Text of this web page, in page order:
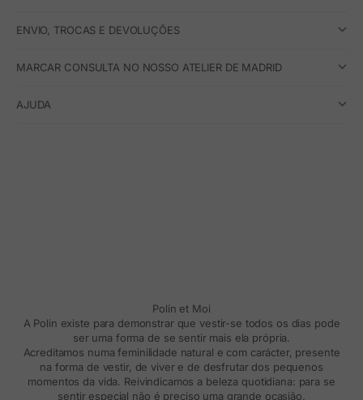
ENVIO, TROCAS E DEVOLUÇÕES
MARCAR CONSULTA NO NOSSO ATELIER DE MADRID
AJUDA
Polín et Moi
A Polin existe para demonstrar que vestir-se todos os dias pode
ser uma forma de se sentir mais ela própria.
Acreditamos numa feminilidade natural e com carácter, presente
na forma de vestir, de viver e de desfrutar dos pequenos
momentos da vida. Reivindicamos a beleza quotidiana: para se
sentir especial não é preciso uma grande ocasião.